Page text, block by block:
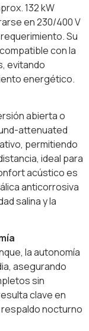
132 kW
en 230/400 V
Su
con la
evitando
energético.
abierta o
attenuated
permitiendo
ideal para
acústico es
anticorrosiva
salina y la
la autonomía
asegurando
sin
clave en
nocturno